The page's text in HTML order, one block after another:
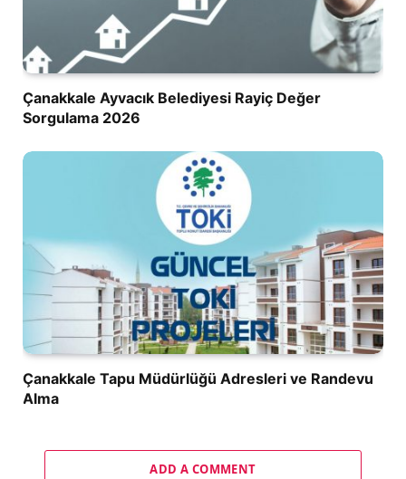
Çanakkale Ayvacık Belediyesi Rayiç Değer
Sorgulama 2026
Çanakkale Tapu Müdürlüğü Adresleri ve Randevu
Alma
ADD A COMMENT